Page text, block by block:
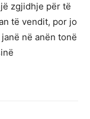
zgjidhje për të
të vendit, por jo
në anën tonë